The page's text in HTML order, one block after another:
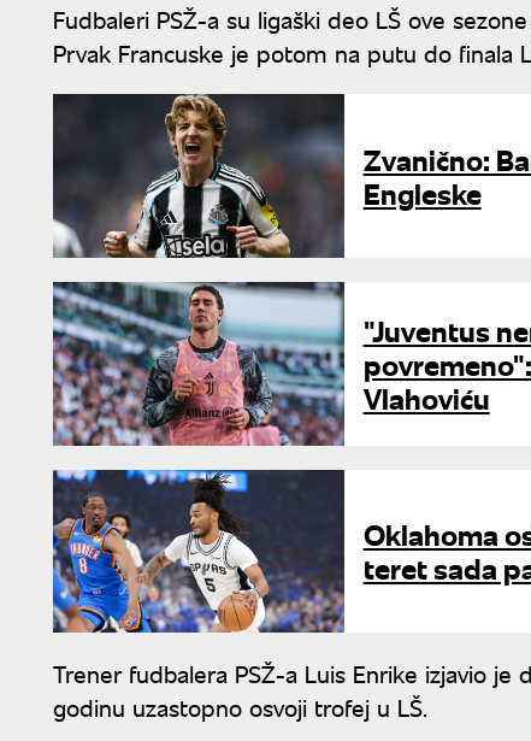
Fudbaleri PSŽ-a su ligaški deo LŠ ove
Prvak Francuske je potom na putu do finala
Zvanično:
Engleske
"Juventus
Vlahoviću
Oklahoma
teret sada
Trener fudbalera PSŽ-a Luis Enrike izjavio
godinu uzastopno osvoji trofej u LŠ.